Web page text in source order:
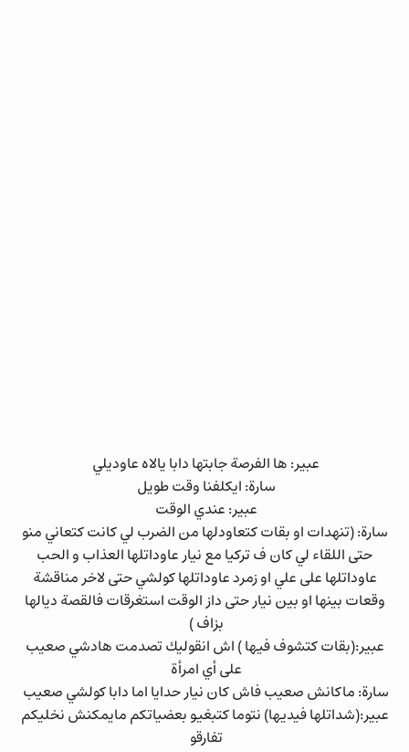
عبير: ها الفرصة جابتها دابا يالاه عاوديلي
سارة: ايكلفنا وقت طويل
عبير: عندي الوقت
سارة: (تنهدات او بقات كتعاودلها من الضرب لي كانت كتعاني منو
حتى اللقاء لي كان ف تركيا مع نيار عاوداتلها العذاب و الحب
عاوداتلها على علي او زمرد عاوداتلها كولشي حتى لاخر مناقشة
وقعات بينها او بين نيار حتى داز الوقت استغرقات فالقصة ديالها
بزاف )
عبير:(بقات كتشوف فيها ) اش انقوليك تصدمت هادشي صعيب
على أي امرأة
سارة: ماكانش صعيب فاش كان نيار حدايا اما دابا كولشي صعيب
عبير:(شداتلها فيديها) نتوما كتبغيو بعضياتكم مايمكنش نخليكم
تفارقو